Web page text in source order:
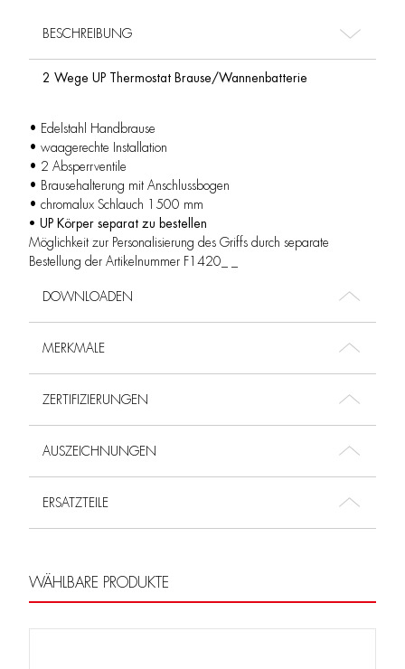
BESCHREIBUNG
2 Wege UP Thermostat Brause/Wannenbatterie
• Edelstahl Handbrause
• waagerechte Installation
• 2 Absperrventile
• Brausehalterung mit Anschlussbogen
• chromalux Schlauch 1500 mm
• UP Körper separat zu bestellen
Möglichkeit zur Personalisierung des Griffs durch separate
Bestellung der Artikelnummer F1420_ _
DOWNLOADEN
MERKMALE
ZERTIFIZIERUNGEN
AUSZEICHNUNGEN
ERSATZTEILE
WÄHLBARE PRODUKTE